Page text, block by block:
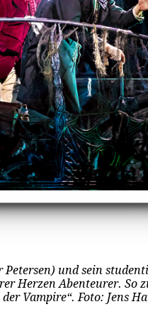
und sein
Herzen Abenteurer. So
Vampire“. Foto: Jens